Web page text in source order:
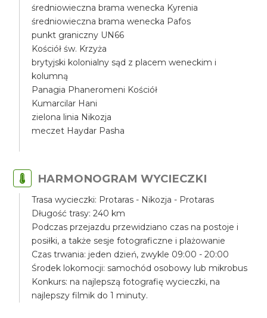
średniowieczna brama wenecka Kyrenia
średniowieczna brama wenecka Pafos
punkt graniczny UN66
Kościół św. Krzyża
brytyjski kolonialny sąd z placem weneckim i
kolumną
Panagia Phaneromeni Kościół
Kumarcilar Hani
zielona linia Nikozja
meczet Haydar Pasha
HARMONOGRAM WYCIECZKI
Trasa wycieczki: Protaras - Nikozja - Protaras
Długość trasy: 240 km
Podczas przejazdu przewidziano czas na postoje i
posiłki, a także sesje fotograficzne i plażowanie
Czas trwania: jeden dzień, zwykle 09:00 - 20:00
Środek lokomocji: samochód osobowy lub mikrobus
Konkurs: na najlepszą fotografię wycieczki, na
najlepszy filmik do 1 minuty.